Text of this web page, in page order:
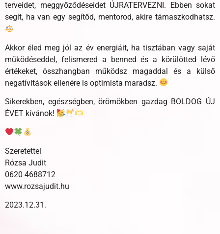
terveidet, meggyőződéseidet ÚJRATERVEZNI. Ebben sokat
segít, ha van egy segítőd, mentorod, akire támaszkodhatsz.
Akkor éled meg jól az év energiáit, ha tisztában vagy saját
működéseddel, felismered a benned és a körülötted lévő
értékeket, összhangban működsz magaddal és a külső
negatívitások ellenére is optimista maradsz.
Sikerekben, egészségben, örömökben gazdag BOLDOG ÚJ
ÉVET kívánok!
Szeretettel
Rózsa Judit
0620 4688712
www.rozsajudit.hu
2023.12.31.